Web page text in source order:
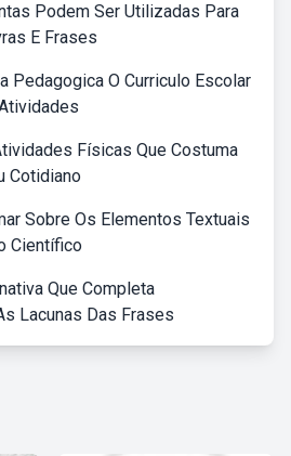
Podem Ser Utilizadas Para
E Frases
Pedagogica O Curriculo Escolar
Físicas Que Costuma
Cotidiano
Sobre Os Elementos Textuais
Científico
Que Completa
Lacunas Das Frases